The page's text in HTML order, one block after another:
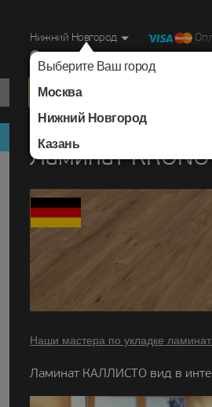
Нижний Новгород
Выберите Ваш город
Москва
Нижний Новгород
Казань
г. Нижний Новгород, Ул.
Ламинат
Наши мастера по укладке
Ламинат КАЛЛИСТО вид в